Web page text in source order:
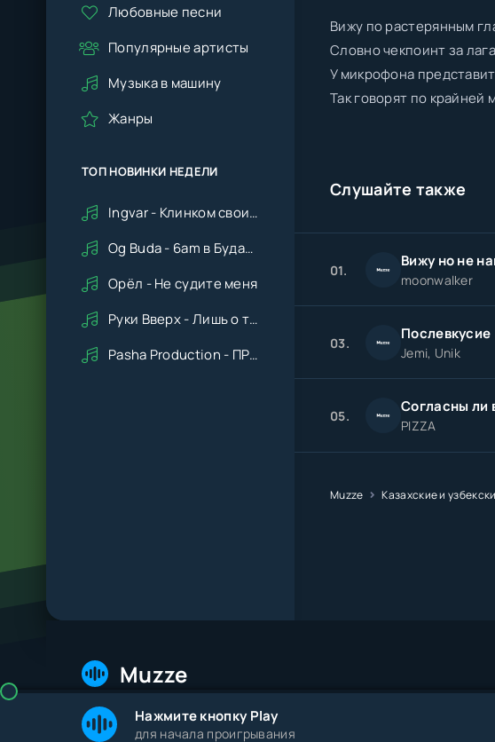
Вижу по растерянным
Словно чекпоинт за
У микрофона
Так говорят по крайней
Слушайте также
01. Вижу но не
moonwalker
03. Послевкусие
Jemi, Unik
05. Согласны ли
PIZZA
Muzze Казахские и
Любовные песни
Популярные артисты
Музыка в машину
Жанры
ТОП НОВИНКИ НЕДЕЛИ
Ingvar - Клинком своим ударишь ты по сердцу мне
Og Buda - 6am в Будапеште
Орёл - Не судите меня
Руки Вверх - Лишь о тебе мечтая (Remix cover Deep House)
Pasha Production - ПРАВДУ СКАЖИ
Muzze
© 2026 Muzze.net. Все права защищены. Администрация:
Нажмите кнопку Play
для начала проигрывания